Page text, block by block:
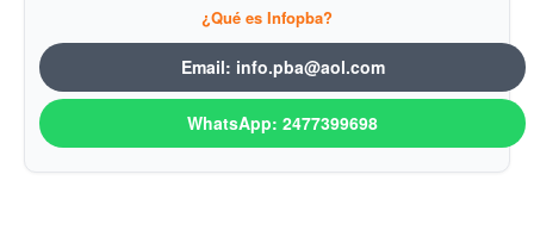
¿Qué es Infopba?
Email: info.pba@aol.com
WhatsApp: 2477399698